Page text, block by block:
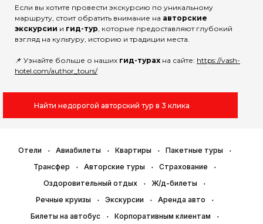
Если вы хотите провести экскурсию по уникальному
маршруту, стоит обратить внимание на авторские
экскурсии и гид-тур, которые предоставляют глубокий
взгляд на культуру, историю и традиции места.
📌 Узнайте больше о наших гид-турахна сайте: https://vash-
hotel.com/author_tours/
Найти недорогой авторский тур в 3 клика
Отели Авиабилеты Квартиры
Пакетные туры
Трансфер
Авторские туры
Страхование
Оздоровительный отдых
Ж/д-билеты
Речные круизы
Экскурсии
Аренда авто
Билеты на автобус
Корпоративным клиентам